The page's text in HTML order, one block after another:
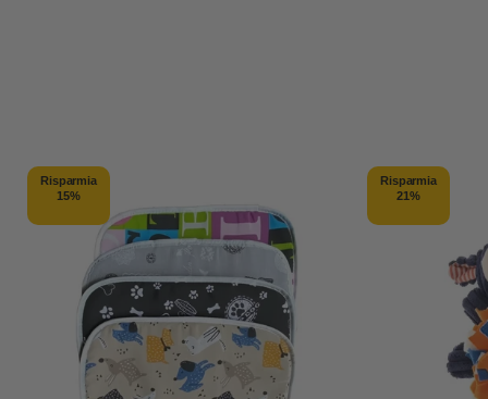
Risparmia
15%
Risparmia
21%